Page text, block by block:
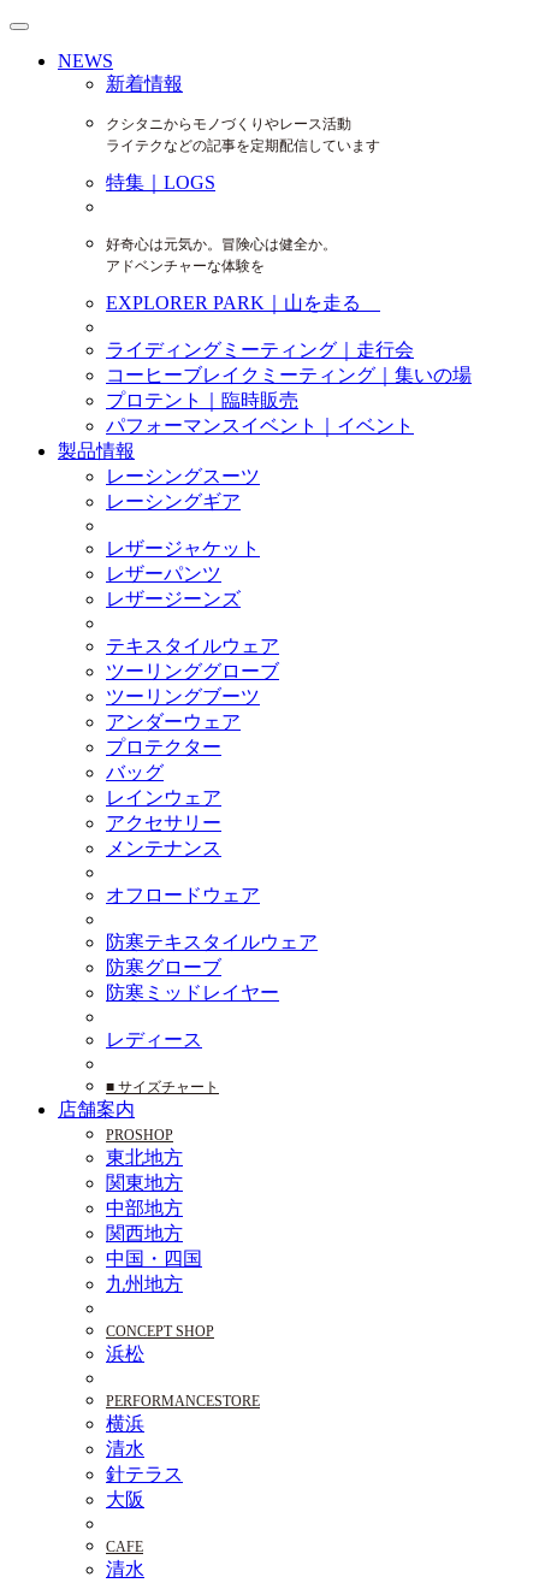
NEWS
新着情報
クシタニからモノづくりやレース活動
ライテクなどの記事を定期配信しています
特集｜LOGS
好奇心は元気か。冒険心は健全か。
アドベンチャーな体験を
EXPLORER PARK｜山を走る
ライディングミーティング｜走行会
コーヒーブレイクミーティング｜集いの場
プロテント｜臨時販売
パフォーマンスイベント｜イベント
製品情報
レーシングスーツ
レーシングギア
レザージャケット
レザーパンツ
レザージーンズ
テキスタイルウェア
ツーリンググローブ
ツーリングブーツ
アンダーウェア
プロテクター
バッグ
レインウェア
アクセサリー
メンテナンス
オフロードウェア
防寒テキスタイルウェア
防寒グローブ
防寒ミッドレイヤー
レディース
■ サイズチャート
店舗案内
PROSHOP
東北地方
関東地方
中部地方
関西地方
中国・四国
九州地方
CONCEPT SHOP
浜松
PERFORMANCESTORE
横浜
清水
針テラス
大阪
CAFE
清水